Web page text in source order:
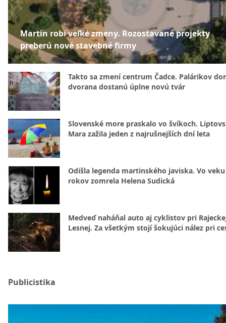
Martin robí veľké zmeny. Rozostavané projekty
preberú nové stavebné firmy
Takto sa zmení centrum Čadce. Palárikov
dvorana dostanú úplne novú tvár
Slovenské more praskalo vo švíkoch.
Mara zažila jeden z najrušnejších dní leta
Odišla legenda martinského javiska. Vo veku
rokov zomrela Helena Sudická
Medveď naháňal auto aj cyklistov pri
Lesnej. Za všetkým stojí šokujúci nález pri
Publicistika